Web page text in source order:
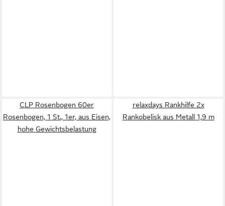
CLP Rosenbogen 60er
Rosenbogen, 1 St., 1er, aus Eisen,
hohe Gewichtsbelastung
relaxdays Rankhilfe 2x
Rankobelisk aus Metall 1,9 m